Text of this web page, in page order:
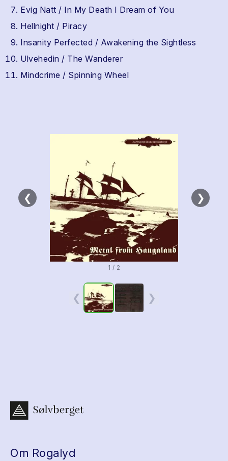
Evig Natt / In My Death I Dream of You
Hellnight / Piracy
Insanity Perfected / Awakening the Sightless
Ulvehedin / The Wanderer
Mindcrime / Spinning Wheel
❮ ❯
1 / 2
❮ ❯
Om Rogalyd